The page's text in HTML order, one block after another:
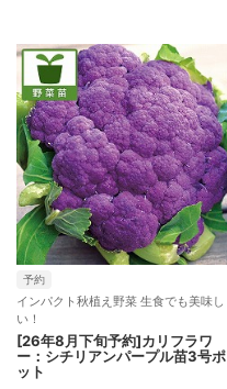
予約
インパクト秋植え野菜 生食でも美味し
い！
[26年8月下旬予約]カリフラワ
ー：シチリアンパープル苗3号ポ
ット